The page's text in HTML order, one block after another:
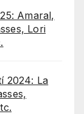
Amaral,
Lori
2024: La